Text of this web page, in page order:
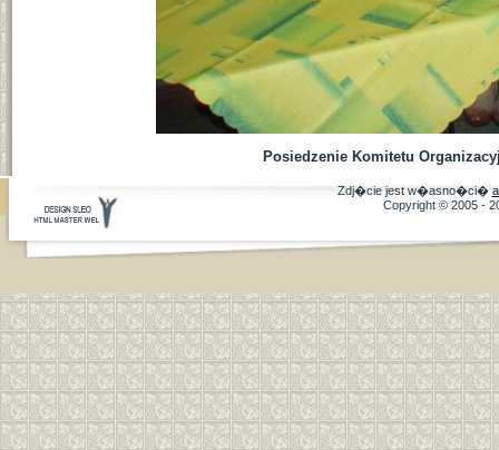
Posiedzenie Komitetu
Zdj�cie jest w�asno�ci�
Copyright © 2005 -